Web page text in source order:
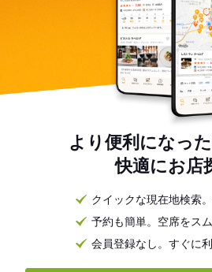
より便利になっ
快適にお店
クイックな現在地検索
予約も簡単。空席をス
会員登録なし。すぐに